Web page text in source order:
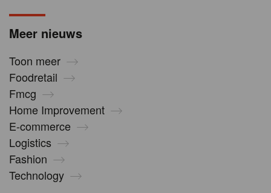
Meer nieuws
Toon meer
Foodretail
Fmcg
Home Improvement
E-commerce
Logistics
Fashion
Technology